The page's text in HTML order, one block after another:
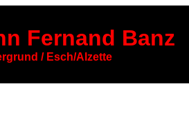
Fernand Banz
/ Esch/Alzette